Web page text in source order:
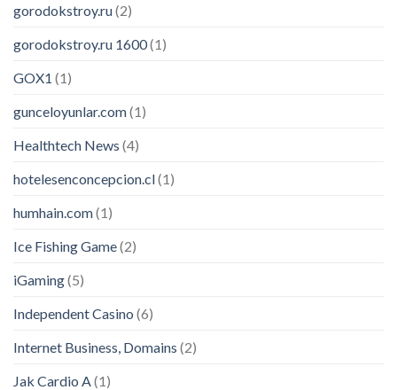
gorodokstroy.ru(2)
gorodokstroy.ru 1600(1)
GOX1 (1)
gunceloyunlar.com(1)
Healthtech News (4)
hotelesenconcepcion.cl(1)
humhain.com(1)
Ice Fishing Game(2)
iGaming(5)
Independent Casino (6)
Internet Business, Domains (2)
Jak Cardio A(1)